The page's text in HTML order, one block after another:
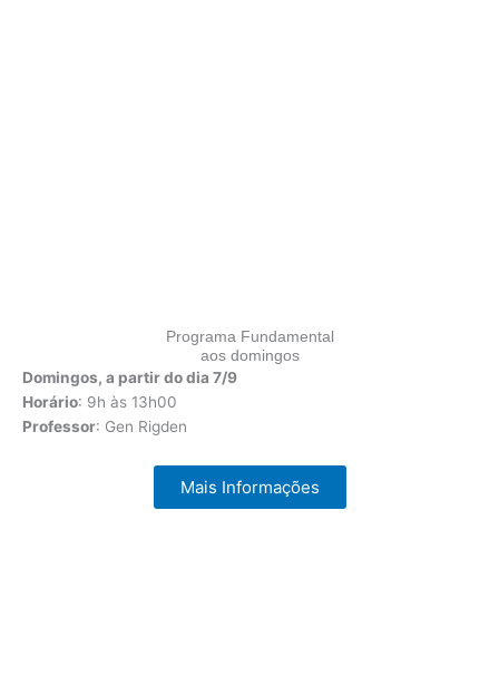
Programa Fundamental
aos domingos
Domingos, a partir do dia 7/9
Horário: 9h às 13h00
Professor: Gen Rigden
Mais Informações